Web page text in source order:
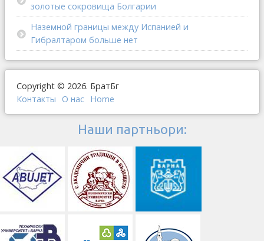
золотые сокровища Болгарии
Наземной границы между Испанией и
Гибралтаром больше нет
Copyright © 2026. БратБг
Контакты
О наc Home
Наши партньори: